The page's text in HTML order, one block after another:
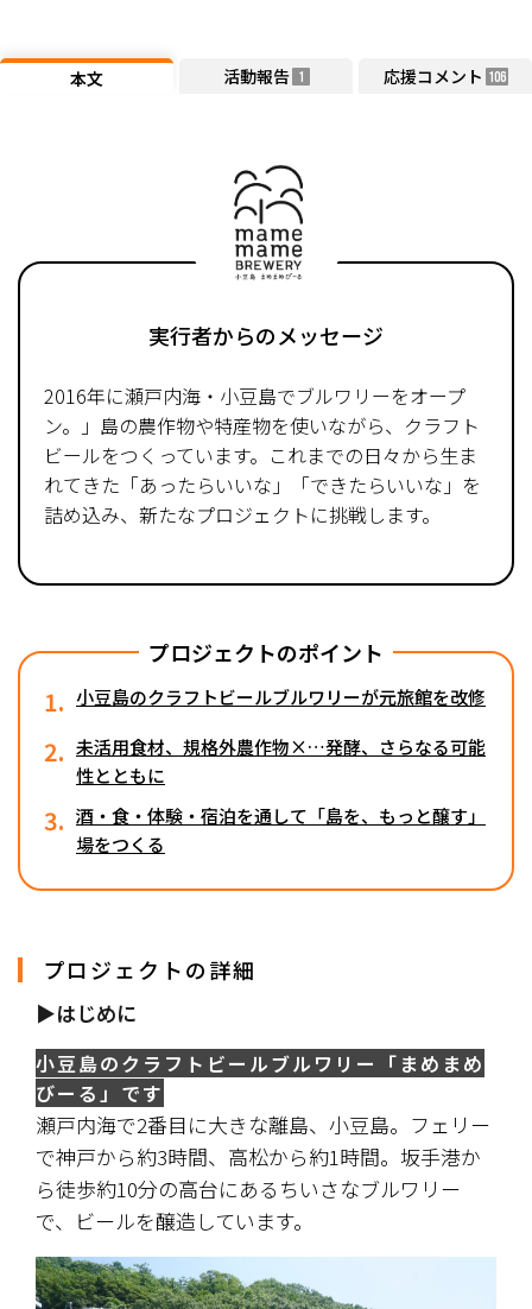
本文 活動報告 1 応援コメント 106
実行者からのメッセージ
2016年に瀬戸内海・小豆島でブルワリーをオープ
ン。」島の農作物や特産物を使いながら、クラフト
ビールをつくっています。これまでの日々から生ま
れてきた「あったらいいな」「できたらいいな」を
詰め込み、新たなプロジェクトに挑戦します。
プロジェクトのポイント
1. 小豆島のクラフトビールブルワリーが元旅館を改修
2. 未活用食材、規格外農作物×…発酵、さらなる可能
性とともに
3. 酒・食・体験・宿泊を通して「島を、もっと醸す」
場をつくる
プロジェクトの詳細
▶はじめに
小豆島のクラフトビールブルワリー「まめまめ
びーる」です
瀬戸内海で2番目に大きな離島、小豆島。フェリー
で神戸から約3時間、高松から約1時間。坂手港か
ら徒歩約10分の高台にあるちいさなブルワリー
で、ビールを醸造しています。